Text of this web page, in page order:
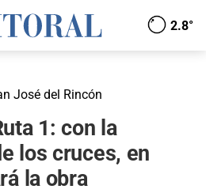
2.8°
José del Rincón
1: con la
los cruces, en
la obra